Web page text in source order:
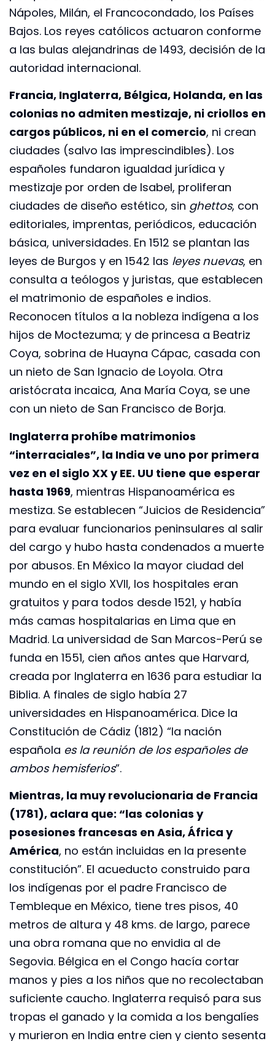
Nápoles, Milán, el Francocondado, los Países
Bajos. Los reyes católicos actuaron conforme
a las bulas alejandrinas de 1493, decisión de la
autoridad internacional.
Francia, Inglaterra, Bélgica, Holanda, en las
colonias no admiten mestizaje, ni criollos en
cargos públicos, ni en el comercio, ni crean
ciudades (salvo las imprescindibles). Los
españoles fundaron igualdad jurídica y
mestizaje por orden de Isabel, proliferan
ciudades de diseño estético, sin ghettos, con
editoriales, imprentas, periódicos, educación
básica, universidades. En 1512 se plantan las
leyes de Burgos y en 1542 las leyes nuevas, en
consulta a teólogos y juristas, que establecen
el matrimonio de españoles e indios.
Reconocen títulos a la nobleza indígena a los
hijos de Moctezuma; y de princesa a Beatriz
Coya, sobrina de Huayna Cápac, casada con
un nieto de San Ignacio de Loyola. Otra
aristócrata incaica, Ana María Coya, se une
con un nieto de San Francisco de Borja.
Inglaterra prohíbe matrimonios
“interraciales”, la India ve uno por primera
vez en el siglo XX y EE. UU tiene que esperar
hasta 1969, mientras Hispanoamérica es
mestiza. Se establecen “Juicios de Residencia”
para evaluar funcionarios peninsulares al salir
del cargo y hubo hasta condenados a muerte
por abusos. En México la mayor ciudad del
mundo en el siglo XVII, los hospitales eran
gratuitos y para todos desde 1521, y había
más camas hospitalarias en Lima que en
Madrid. La universidad de San Marcos-Perú se
funda en 1551, cien años antes que Harvard,
creada por Inglaterra en 1636 para estudiar la
Biblia. A finales de siglo había 27
universidades en Hispanoamérica. Dice la
Constitución de Cádiz (1812) “la nación
española es la reunión de los españoles de
ambos hemisferios”.
Mientras, la muy revolucionaria de Francia
(1781), aclara que: “las colonias y
posesiones francesas en Asia, África y
América, no están incluidas en la presente
constitución”. El acueducto construido para
los indígenas por el padre Francisco de
Tembleque en México, tiene tres pisos, 40
metros de altura y 48 kms. de largo, parece
una obra romana que no envidia al de
Segovia. Bélgica en el Congo hacía cortar
manos y pies a los niños que no recolectaban
suficiente caucho. Inglaterra requisó para sus
tropas el ganado y la comida a los bengalíes
y murieron en India entre cien y ciento sesenta